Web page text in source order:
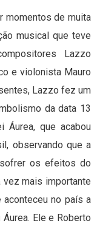
momentos de muita
musical que teve
Lazzo
e violonista Mauro
Lazzo fez um
da data 13
Áurea, que acabou
observando que a
os efeitos do
vez mais importante
no país a
Ele e Roberto